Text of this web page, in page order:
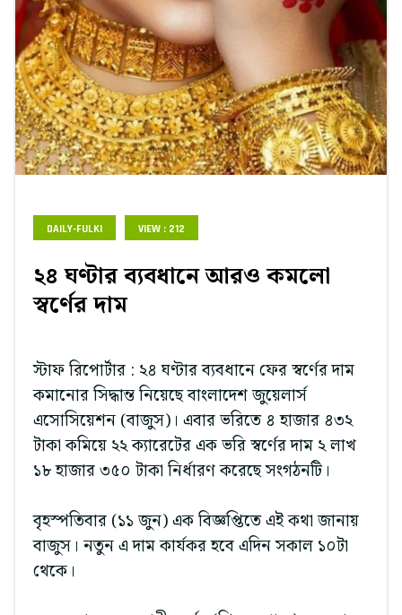
DAILY-FULKI VIEW : 212
২৪ ঘণ্টার ব্যবধানে আরও কমলো
স্বর্ণের দাম
স্টাফ রিপোর্টার : ২৪ ঘণ্টার ব্যবধানে ফের স্বর্ণের দাম
কমানোর সিদ্ধান্ত নিয়েছে বাংলাদেশ জুয়েলার্স
এসোসিয়েশন (বাজুস)। এবার ভরিতে ৪ হাজার ৪৩২
টাকা কমিয়ে ২২ ক্যারেটের এক ভরি স্বর্ণের দাম ২ লাখ
১৮ হাজার ৩৫০ টাকা নির্ধারণ করেছে সংগঠনটি।
বৃহস্পতিবার (১১ জুন) এক বিজ্ঞপ্তিতে এই কথা জানায়
বাজুস। নতুন এ দাম কার্যকর হবে এদিন সকাল ১০টা
থেকে।